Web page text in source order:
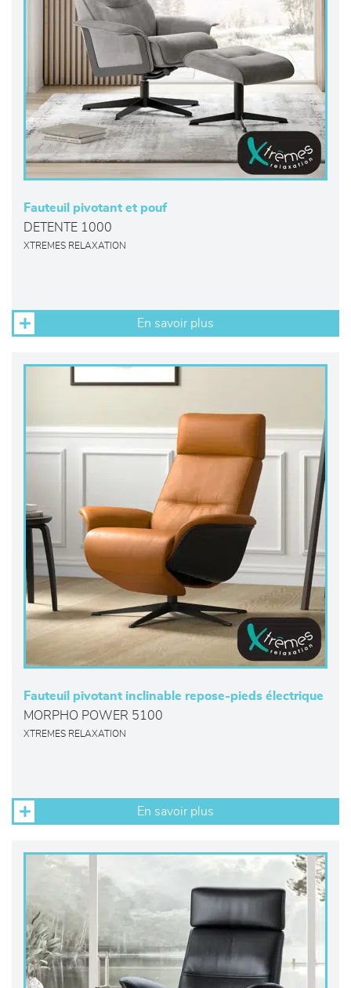
Fauteuil pivotant et pouf
DETENTE 1000
XTREMES RELAXATION
En savoir plus
Fauteuil pivotant inclinable repose-pieds électrique
MORPHO POWER 5100
XTREMES RELAXATION
En savoir plus